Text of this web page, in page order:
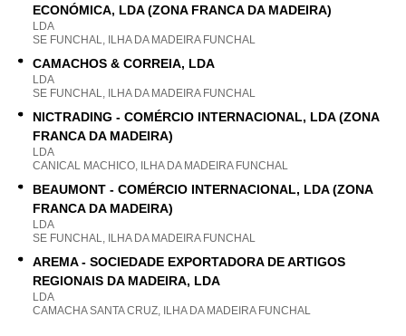
ECONÓMICA, LDA (ZONA FRANCA DA MADEIRA)
LDA
SE FUNCHAL, ILHA DA MADEIRA FUNCHAL
CAMACHOS & CORREIA, LDA
LDA
SE FUNCHAL, ILHA DA MADEIRA FUNCHAL
NICTRADING - COMÉRCIO INTERNACIONAL, LDA (ZONA
FRANCA DA MADEIRA)
LDA
CANICAL MACHICO, ILHA DA MADEIRA FUNCHAL
BEAUMONT - COMÉRCIO INTERNACIONAL, LDA (ZONA
FRANCA DA MADEIRA)
LDA
SE FUNCHAL, ILHA DA MADEIRA FUNCHAL
AREMA - SOCIEDADE EXPORTADORA DE ARTIGOS
REGIONAIS DA MADEIRA, LDA
LDA
CAMACHA SANTA CRUZ, ILHA DA MADEIRA FUNCHAL